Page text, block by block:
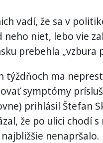
vadí, že sa v
neho niet, lebo vie
prebehla „vzbura
týždňoch ma
symptómy
prihlásil Štefan
že po ulici chodí
nenapršalo.